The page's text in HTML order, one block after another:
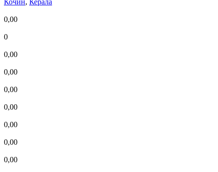
0,00
0
0,00
0,00
0,00
0,00
0,00
0,00
0,00